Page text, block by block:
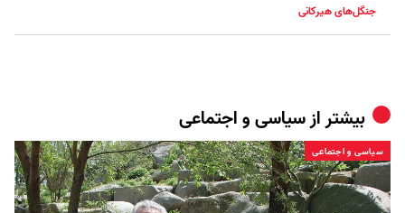
جنگل‌های هیرکانی
بیشتر ازسیاسی و اجتماعی
سیاسی و اجتماعی